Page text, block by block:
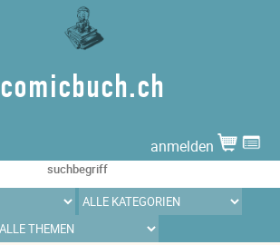
comicbuch.ch
anmelden